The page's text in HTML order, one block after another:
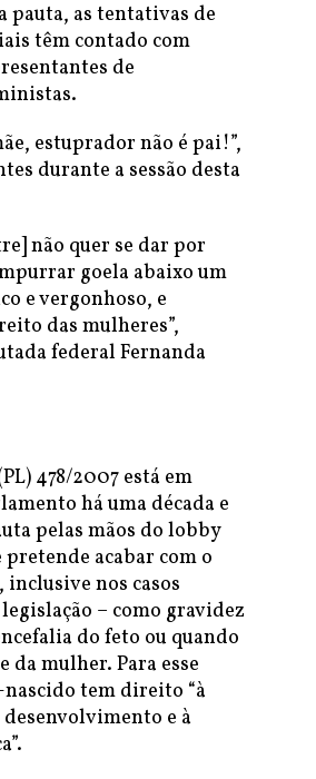
pauta, as tentativas de
têm contado com
de
estuprador não é pai!”,
durante a sessão desta
não quer se dar por
goela abaixo um
e vergonhoso, e
das mulheres”,
federal Fernanda
478/2007 está em
há uma década e
pelas mãos do lobby
acabar com o
nos casos
– como gravidez
do feto ou quando
da mulher. Para esse
tem direito “à
desenvolvimento e à